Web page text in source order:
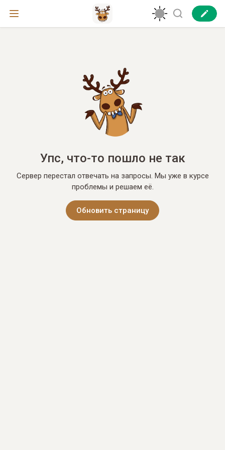
Упс, что-то пошло не так
Сервер перестал отвечать на запросы. Мы уже в курсе
проблемы и решаем её.
Обновить страницу